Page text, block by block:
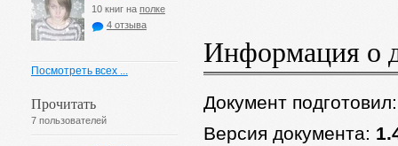
10 книг на полке
4 отзыва
Посмотреть всех ...
Прочитать
7 пользователей
Информация о
Документ
Версия документа: